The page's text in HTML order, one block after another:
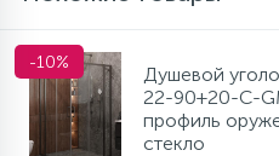
-10%
Душевой
22-90+20-C-
профиль
стекло